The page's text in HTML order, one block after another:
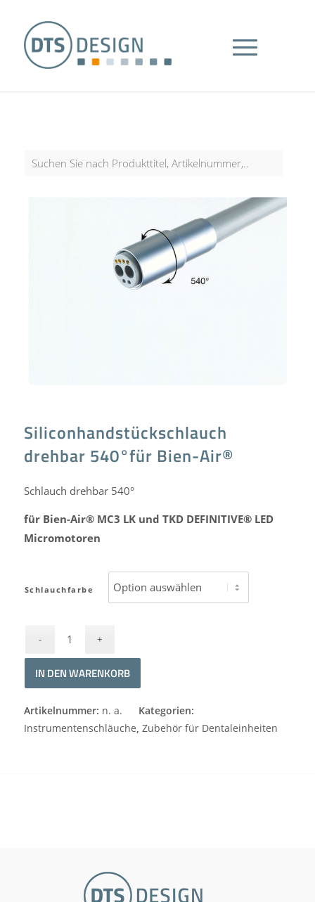
Siliconhandstückschlauch
drehbar 540°für Bien-Air®
Schlauch drehbar 540°
für Bien-Air® MC3 LK und TKD DEFINITIVE® LED
Micromotoren
Schlauchfarbe
IN DEN WARENKORB
Alternative:
Artikelnummer: n. a.
Kategorien:
Instrumentenschläuche Zubehör für Dentaleinheiten